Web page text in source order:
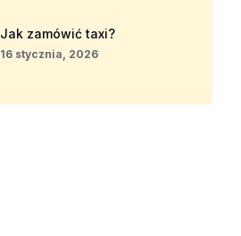
Jak zamówić taxi?
16 stycznia, 2026